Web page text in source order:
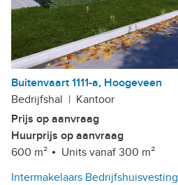
Buitenvaart 1111-a, Hoogeveen
Bedrijfshal | Kantoor
Prijs op aanvraag
Huurprijs op aanvraag
600 m²
Units vanaf 300 m²
Intermakelaars Bedrijfshuisvesting